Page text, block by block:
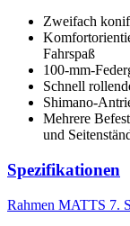
Zweifach
Fahrspaß
100-mm-
Schnell
Shimano-
Mehrere
und
Spezifikationen
Rahmen MATTS 7.